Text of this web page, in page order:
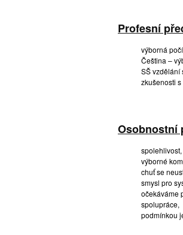
Profesní
výborná
Čeština –
SŠ vzdělání
zkušenosti
Osobnostní
výborné
chuť se
smysl pro
očekáváme
spolupráce,
podmínkou